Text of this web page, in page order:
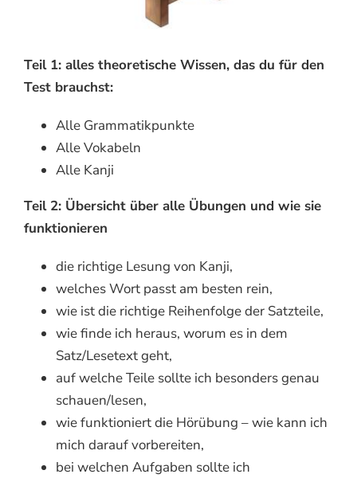
Teil 1: alles theoretische Wissen, das du für den
Test brauchst:
Alle Grammatikpunkte
Alle Vokabeln
Alle Kanji
Teil 2: Übersicht über alle Übungen und wie sie
funktionieren
die richtige Lesung von Kanji,
welches Wort passt am besten rein,
wie ist die richtige Reihenfolge der Satzteile,
wie finde ich heraus, worum es in dem
Satz/Lesetext geht,
auf welche Teile sollte ich besonders genau
schauen/lesen,
wie funktioniert die Hörübung – wie kann ich
mich darauf vorbereiten,
bei welchen Aufgaben sollte ich